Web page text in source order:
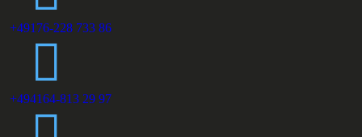
+49176-228 733 86
+494164-813 29 97